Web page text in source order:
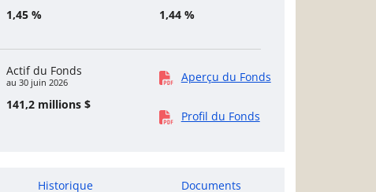
1,45 % 1,44 %
Actif du Fonds
au 30 juin 2026
141,2 millions $
Aperçu du Fonds
Profil du Fonds
Historique Documents